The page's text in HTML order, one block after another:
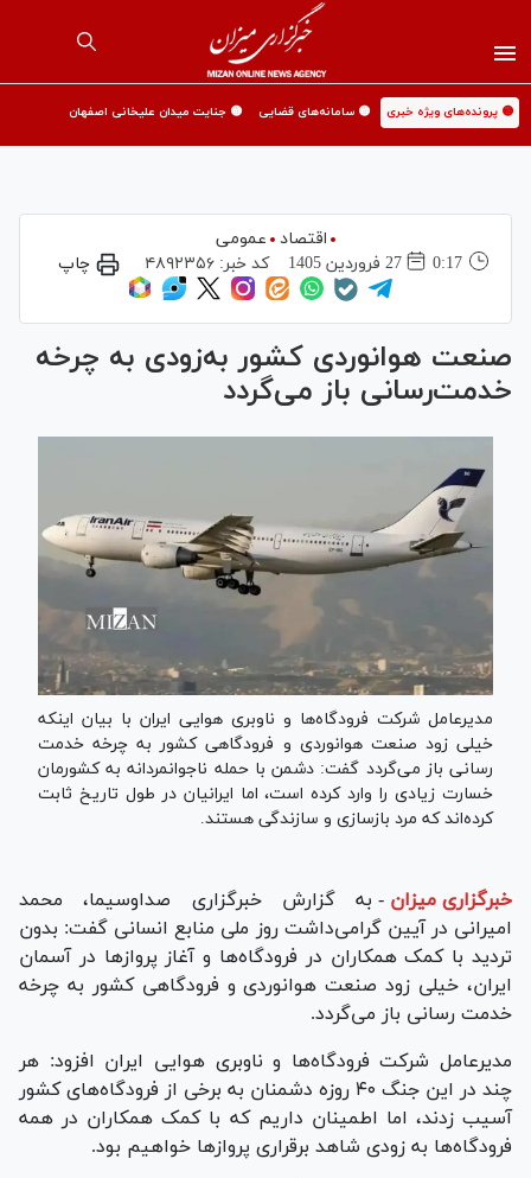
🟡 پرونده‌های ویژه خبری 🟡 سامانه‌های قضایی 🟡 جنایت میدان علیخانی اصفهان
اقتصاد
عمومی
0:17
27 فروردين 1405 کد خبر:۴۸۹۲۳۵۶ چاپ
صنعت هوانوردی کشور به‌زودی به چرخه
خدمت‌رسانی باز می‌گردد
مدیرعامل شرکت فرودگاه‌ها و ناوبری هوایی ایران با بیان اینکه
خیلی زود صنعت هوانوردی و فرودگاهی کشور به چرخه خدمت
رسانی باز می‌گردد گفت: دشمن با حمله ناجوانمردانه به کشورمان
خسارت زیادی را وارد کرده است، اما ایرانیان در طول تاریخ ثابت
کرده‌اند که مرد بازسازی و سازندگی هستند.
خبرگزاری میزان - به گزارش خبرگزاری صداوسیما، محمد
امیرانی در آیین گرامی‌داشت روز ملی منابع انسانی گفت: بدون
تردید با کمک همکاران در فرودگاه‌ها و آغاز پرواز‌ها در آسمان
ایران، خیلی زود صنعت هوانوردی و فرودگاهی کشور به چرخه
خدمت رسانی باز می‌گردد.
مدیرعامل شرکت فرودگاه‌ها و ناوبری هوایی ایران افزود: هر
چند در این جنگ ۴۰ روزه دشمنان به برخی از فرودگاه‌های کشور
آسیب زدند، اما اطمینان داریم که با کمک همکاران در همه
فرودگاه‌ها به زودی شاهد برقراری پرواز‌ها خواهیم بود.